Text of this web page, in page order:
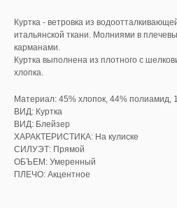
Куртка - ветровка из
итальянской ткани. Молниями в
карманами.
Куртка выполнена из плотного с
хлопка.
Материал: 45% хлопок, 44% полиамид,
ВИД: Куртка
ВИД: Блейзер
ХАРАКТЕРИСТИКА: На кулиске
СИЛУЭТ: Прямой
ОБЪЕМ: Умеренный
ПЛЕЧО: Акцентное